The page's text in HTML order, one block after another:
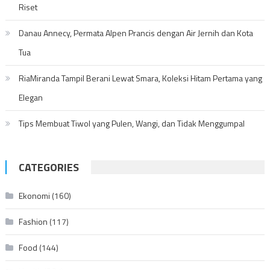
Riset
Danau Annecy, Permata Alpen Prancis dengan Air Jernih dan Kota
Tua
RiaMiranda Tampil Berani Lewat Smara, Koleksi Hitam Pertama yang
Elegan
Tips Membuat Tiwol yang Pulen, Wangi, dan Tidak Menggumpal
CATEGORIES
Ekonomi (160)
Fashion (117)
Food (144)